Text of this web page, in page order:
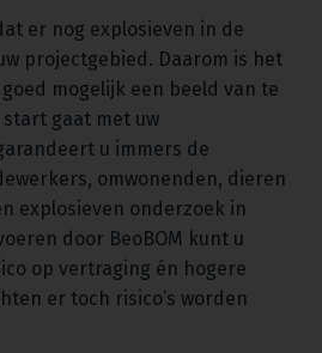
er nog explosieven in de
projectgebied. Daarom is het
mogelijk een beeld van te
gaat met uw
u immers de
omwonenden, dieren
explosieven onderzoek in
door BeoBOM kunt u
op vertraging én hogere
er toch risico’s worden